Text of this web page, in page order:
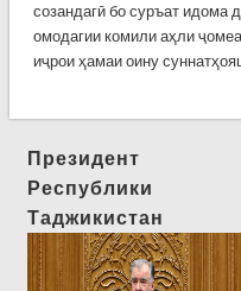
созандагӣ бо суръат идома
омодагии комили аҳли
иҷрои ҳамаи оину
Президент
Республики
Таджикистан